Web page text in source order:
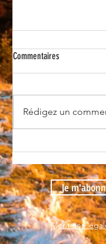
[365 jours de nature]
Commentaires
Rédigez un
Je
Mentions